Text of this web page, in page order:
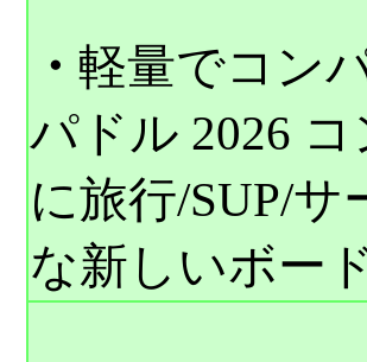
・ 軽量でコン
パドル 2026
に旅行/SUP/
な新しいボー